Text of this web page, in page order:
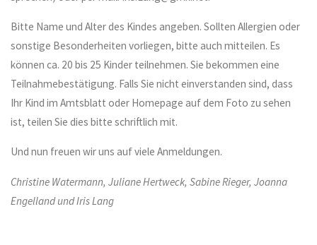
Bitte Name und Alter des Kindes angeben. Sollten Allergien oder
sonstige Besonderheiten vorliegen, bitte auch mitteilen. Es
können ca. 20 bis 25 Kinder teilnehmen. Sie bekommen eine
Teilnahmebestätigung. Falls Sie nicht einverstanden sind, dass
Ihr Kind im Amtsblatt oder Homepage auf dem Foto zu sehen
ist, teilen Sie dies bitte schriftlich mit.
Und nun freuen wir uns auf viele Anmeldungen.
Christine Watermann, Juliane Hertweck, Sabine Rieger, Joanna
Engelland und Iris Lang